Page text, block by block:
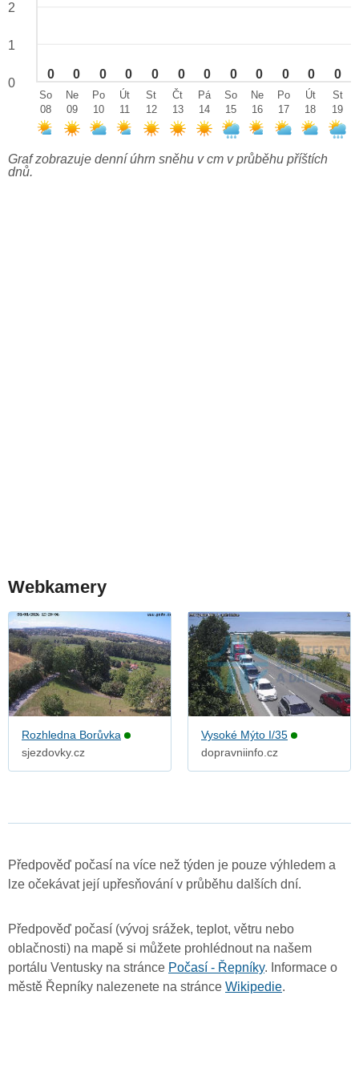
0 0 0 0 0 0 0 0 0 0 0 0
2
1
0
So
08
Ne
09
Po
10
Út
11
St
12
Čt
13
Pá
14
So
15
Ne
16
Po
17
Út
18
St
19
Graf zobrazuje denní úhrn sněhu v cm v průběhu příštích
dnů.
Webkamery
Rozhledna Borůvka
sjezdovky.cz
Vysoké Mýto I/35
dopravniinfo.cz
Předpověď počasí na více než týden je pouze výhledem a
lze očekávat její upřesňování v průběhu dalších dní.
Předpověď počasí (vývoj srážek, teplot, větru nebo
oblačnosti) na mapě si můžete prohlédnout na našem
portálu Ventusky na stránce Počasí - Řepníky. Informace o
městě Řepníky nalezenete na stránce Wikipedie.